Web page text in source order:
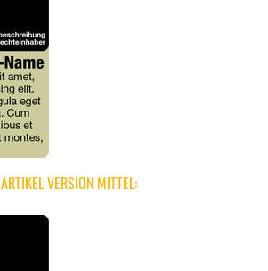
ARTIKEL VERSION MITTEL: